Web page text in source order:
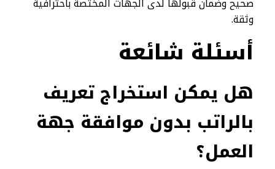
وثقة.
أسئلة شائعة
هل يمكن استخراج تعريف
بالراتب بدون موافقة جهة
العمل؟